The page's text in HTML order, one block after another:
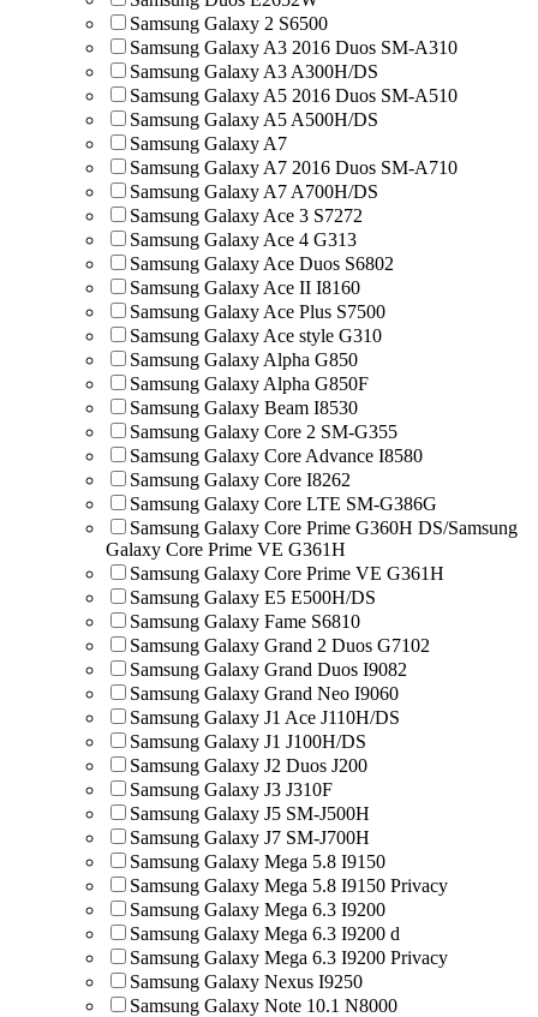
Samsung Galaxy 2 S6500
Samsung Galaxy A3 2016 Duos SM-A310
Samsung Galaxy A3 A300H/DS
Samsung Galaxy A5 2016 Duos SM-A510
Samsung Galaxy A5 A500H/DS
Samsung Galaxy A7
Samsung Galaxy A7 2016 Duos SM-A710
Samsung Galaxy A7 A700H/DS
Samsung Galaxy Ace 3 S7272
Samsung Galaxy Ace 4 G313
Samsung Galaxy Ace Duos S6802
Samsung Galaxy Ace II I8160
Samsung Galaxy Ace Plus S7500
Samsung Galaxy Ace style G310
Samsung Galaxy Alpha G850
Samsung Galaxy Alpha G850F
Samsung Galaxy Beam I8530
Samsung Galaxy Core 2 SM-G355
Samsung Galaxy Core Advance I8580
Samsung Galaxy Core I8262
Samsung Galaxy Core LTE SM-G386G
Samsung Galaxy Core Prime G360H DS/Samsung
Galaxy Core Prime VE G361H
Samsung Galaxy Core Prime VE G361H
Samsung Galaxy E5 E500H/DS
Samsung Galaxy Fame S6810
Samsung Galaxy Grand 2 Duos G7102
Samsung Galaxy Grand Duos I9082
Samsung Galaxy Grand Neo I9060
Samsung Galaxy J1 Ace J110H/DS
Samsung Galaxy J1 J100H/DS
Samsung Galaxy J2 Duos J200
Samsung Galaxy J3 J310F
Samsung Galaxy J5 SM-J500H
Samsung Galaxy J7 SM-J700H
Samsung Galaxy Mega 5.8 I9150
Samsung Galaxy Mega 5.8 I9150 Privacy
Samsung Galaxy Mega 6.3 I9200
Samsung Galaxy Mega 6.3 I9200 d
Samsung Galaxy Mega 6.3 I9200 Privacy
Samsung Galaxy Nexus I9250
Samsung Galaxy Note 10.1 N8000